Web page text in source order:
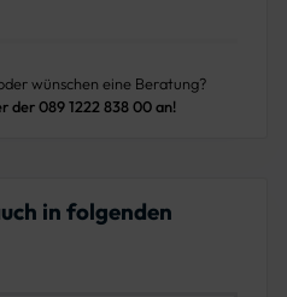
wünschen eine Beratung?
der 089 1222 838 00 an!
in folgenden